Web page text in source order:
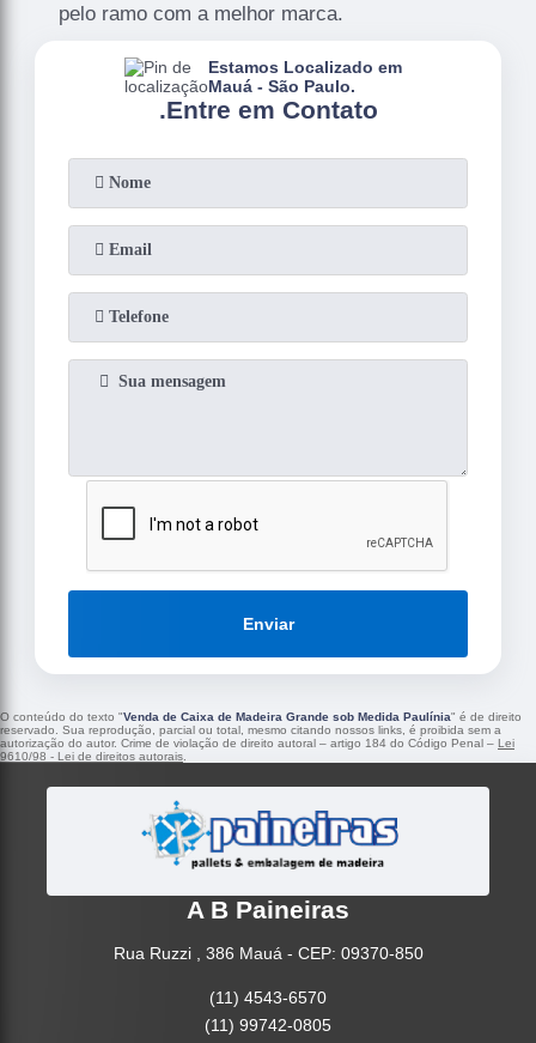
pelo ramo com a melhor marca.
.Entre em Contato
Estamos Localizado em
Mauá - São Paulo.
Enviar
O conteúdo do texto "Venda de Caixa de Madeira Grande sob Medida Paulínia" é de direito
reservado. Sua reprodução, parcial ou total, mesmo citando nossos links, é proibida sem a
autorização do autor. Crime de violação de direito autoral – artigo 184 do Código Penal – Lei
9610/98 - Lei de direitos autorais.
A B Paineiras
Rua Ruzzi , 386 Mauá - CEP: 09370-850
(11) 4543-6570
(11) 99742-0805